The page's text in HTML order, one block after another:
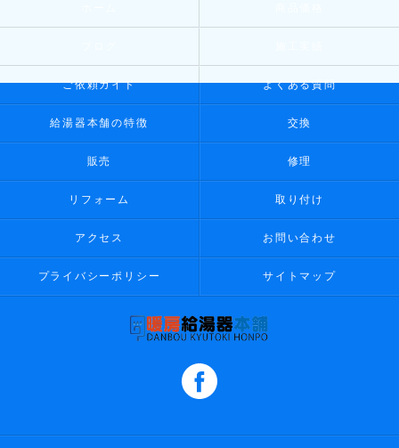
ご依頼ガイド よくある質問
給湯器本舗の特徴 交換
販売 修理
リフォーム 取り付け
アクセス お問い合わせ
プライバシーポリシー サイトマップ